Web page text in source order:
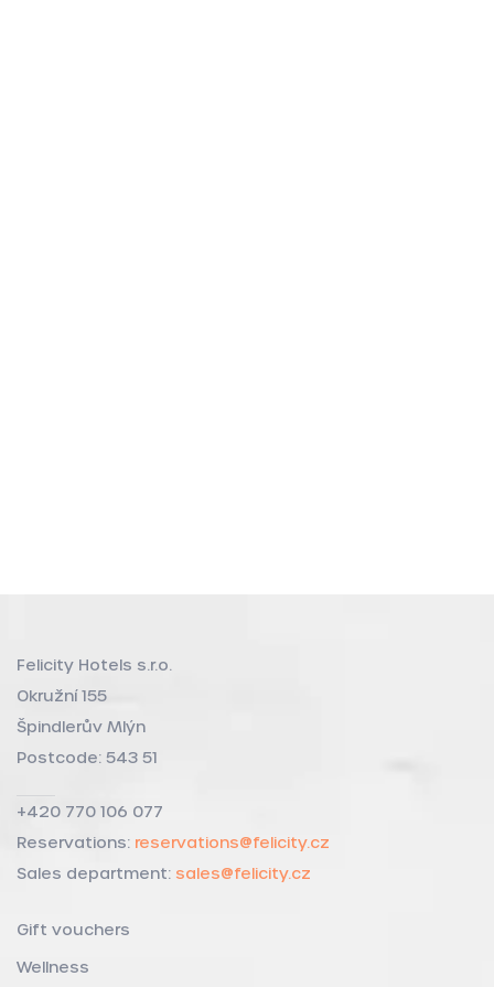
Felicity Hotels s.r.o.
Okružní 155
Špindlerův Mlýn
Postcode: 543 51
+420 770 106 077
Reservations: reservations@felicity.cz
Sales department: sales@felicity.cz
Gift vouchers
Wellness